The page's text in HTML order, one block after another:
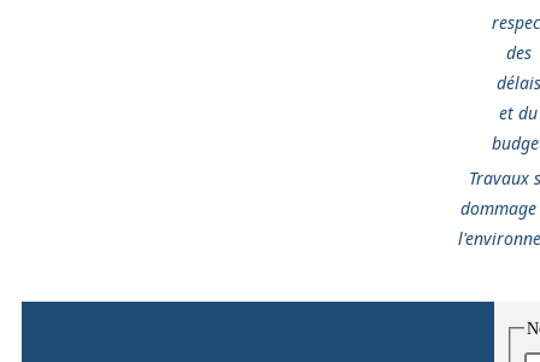
des
délais
et du
Travaux